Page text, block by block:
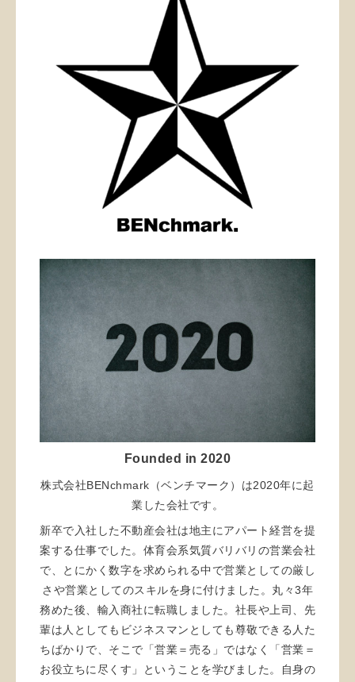
Founded in 2020
株式会社BENchmark（ベンチマーク）は2020年に起
業した会社です。
新卒で入社した不動産会社は地主にアパート経営を提
案する仕事でした。体育会系気質バリバリの営業会社
で、とにかく数字を求められる中で営業としての厳し
さや営業としてのスキルを身に付けました。丸々3年
務めた後、輸入商社に転職しました。社長や上司、先
輩は人としてもビジネスマンとしても尊敬できる人た
ちばかりで、そこで「営業＝売る」ではなく「営業＝
お役立ちに尽くす」ということを学びました。自身の